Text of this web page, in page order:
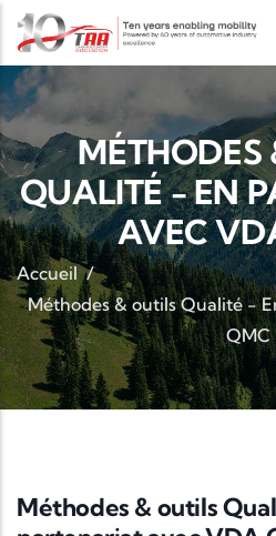
Aller au contenu principal
MÉTHODES
QUALITÉ - EN
AVEC
Accueil /
Méthodes & outils Qualité -
QMC
Méthodes & outils